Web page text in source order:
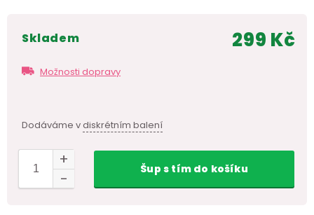
skladem
Možnosti dopravy
Dodáváme vdiskrétním balení
299 Kč
Šups tímdo košíku